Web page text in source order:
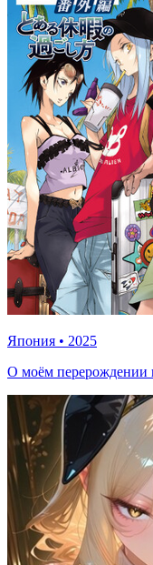
Япония • 2025
О моём перерождении